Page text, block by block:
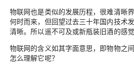
物联网也是类似的发展历程，很难清晰
何时而来，但回望过去三十年国内技术
清晰。所以遥不可及或新瓶装旧酒的感觉
物联网的含义如其字面意思，即物物之
怎么理解它呢？